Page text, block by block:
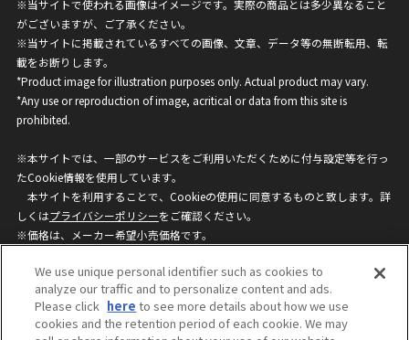
※当サイトで使われる画像はイメージです。実際の商品とは多少異なること
がございますが、ご了承ください。
※当サイトに掲載されているすべての画像、文章、データ等の無断転用、転
載をお断りします。
*Product image for illustration purposes only. Actual product may vary.
*Any use or reproduction of image, acritical or data from this site is
prohibited.
※本サイトでは、一部のサービスをご利用いただくために付与設定等を行っ
たCookie情報を使用しています。
本サイトを利用することで、Cookieの使用に同意するものと致します。詳
しくはプライバシーポリシーをご確認ください。
※価格は、メーカー希望小売価格です。
ざいますのでご了承ください。
privacypolicy
Do Not Sell or Share My
We use unique personal identifier such as cookies to
analyze our traffic and to personalize content and ads.
Please click here to see more details about how we use
cookies and the retention period of each cookie. We may